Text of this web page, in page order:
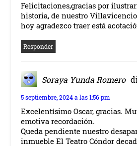
Felicitaciones,gracias por
historia, de nuestro
hoy agradezco traer está
Responder
Soraya Yunda Romero
5 septiembre, 2024 a las 1:56 pm
Excelentísimo Oscar, gracias.
emotiva recordación.
Queda pendiente nuestro
inmueble El Teatro Cóndor